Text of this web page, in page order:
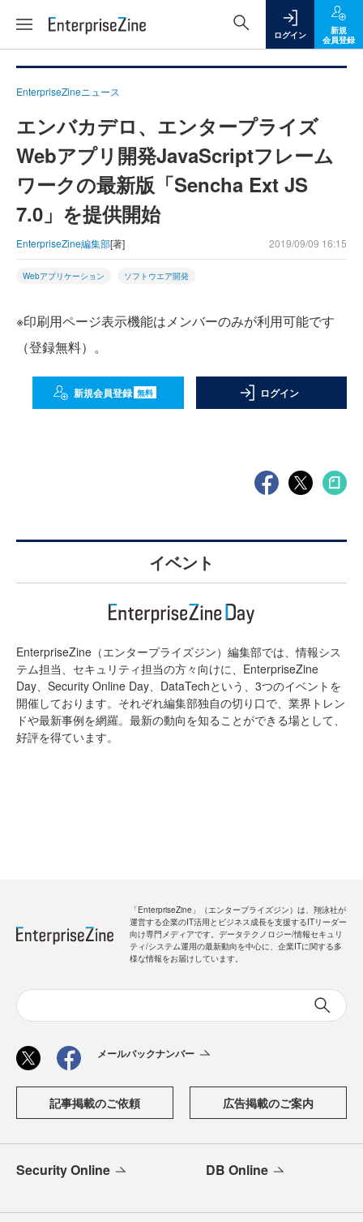
ログイン
新規
会員登録
EnterpriseZineニュース
エンバカデロ、エンタープライズ
Webアプリ開発JavaScriptフレーム
ワークの最新版「Sencha Ext JS
7.0」を提供開始
EnterpriseZine編集部[著] 2019/09/09 16:15
Webアプリケーション ソフトウエア開発
※印刷用ページ表示機能はメンバーのみが利用可能です
（登録無料）。
新規会員登録 無料 ログイン
イベント
EnterpriseZine（エンタープライズジン）編集部では、情報シス
テム担当、セキュリティ担当の方々向けに、EnterpriseZine
Day、Security Online Day、DataTechという、3つのイベントを
開催しております。それぞれ編集部独自の切り口で、業界トレン
ドや最新事例を網羅。最新の動向を知ることができる場として、
好評を得ています。
「EnterpriseZine」（エンタープライズジン）は、翔泳社が
運営する企業のIT活用とビジネス成長を支援するITリーダー
向け専門メディアです。データテクノロジー/情報セキュリ
ティ/システム運用の最新動向を中心に、企業ITに関する多
様な情報をお届けしています。
メールバックナンバー
記事掲載のご依頼 広告掲載のご案内
Security Online DB Online